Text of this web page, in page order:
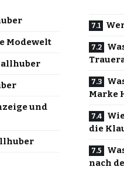
Modewelt
und
Marke
die
nach